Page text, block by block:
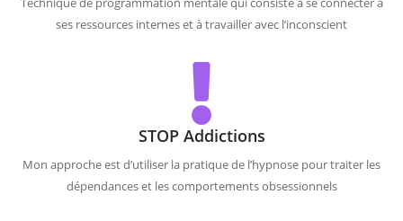
ses ressources internes et à travailler avec l’inconscient
STOP Addictions
Mon approche est d’utiliser la pratique de l’hypnose pour traiter les
dépendances et les comportements obsessionnels